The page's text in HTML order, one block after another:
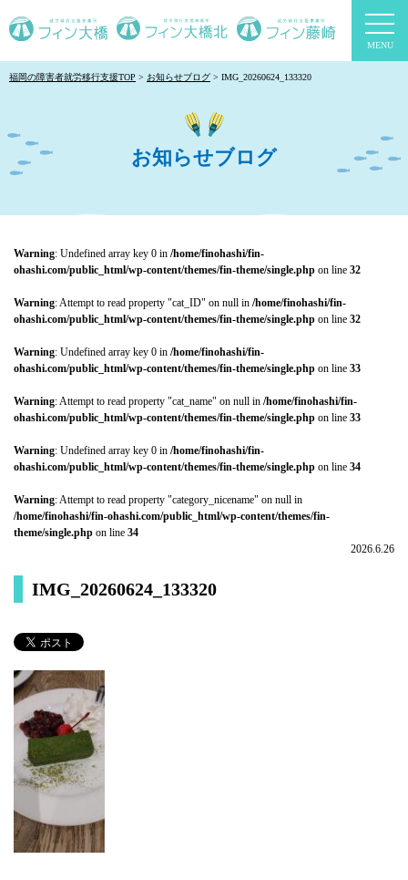
福岡の障害者就労移行支援TOP お知らせブログ IMG_20260624_133320
お知らせブログ
Warning: Undefined array key 0 in /home/finohashi/fin-
ohashi.com/public_html/wp-content/themes/fin-theme/single.php on line 32
Warning: Attempt to read property "cat_ID" on null in /home/finohashi/fin-
ohashi.com/public_html/wp-content/themes/fin-theme/single.php on line 32
Warning: Undefined array key 0 in /home/finohashi/fin-
ohashi.com/public_html/wp-content/themes/fin-theme/single.php on line 33
Warning: Attempt to read property "cat_name" on null in /home/finohashi/fin-
ohashi.com/public_html/wp-content/themes/fin-theme/single.php on line 33
Warning: Undefined array key 0 in /home/finohashi/fin-
ohashi.com/public_html/wp-content/themes/fin-theme/single.php on line 34
Warning: Attempt to read property "category_nicename" on null in
/home/finohashi/fin-ohashi.com/public_html/wp-content/themes/fin-
theme/single.php on line 34
2026.6.26
IMG_20260624_133320